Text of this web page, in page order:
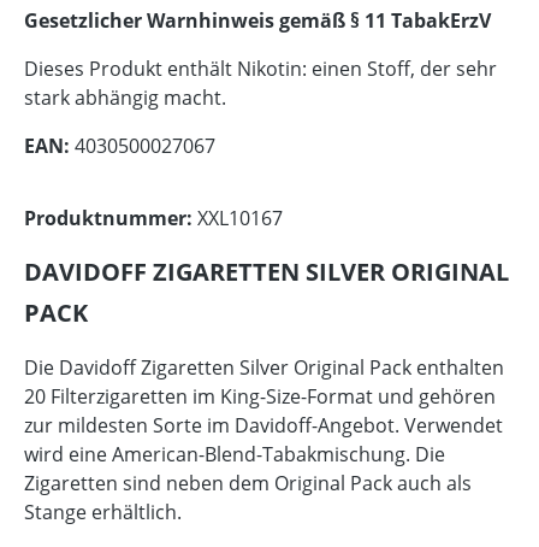
Gesetzlicher Warnhinweis gemäß § 11 TabakErzV
Dieses Produkt enthält Nikotin: einen Stoff, der sehr
stark abhängig macht.
EAN: 4030500027067
Produktnummer: XXL10167
DAVIDOFF ZIGARETTEN SILVER ORIGINAL
PACK
Die Davidoff Zigaretten Silver Original Pack enthalten
20 Filterzigaretten im King-Size-Format und gehören
zur mildesten Sorte im Davidoff-Angebot. Verwendet
wird eine American-Blend-Tabakmischung. Die
Zigaretten sind neben dem Original Pack auch als
Stange erhältlich.